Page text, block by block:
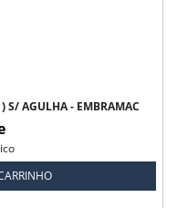
S/ AGULHA - EMBRAMAC